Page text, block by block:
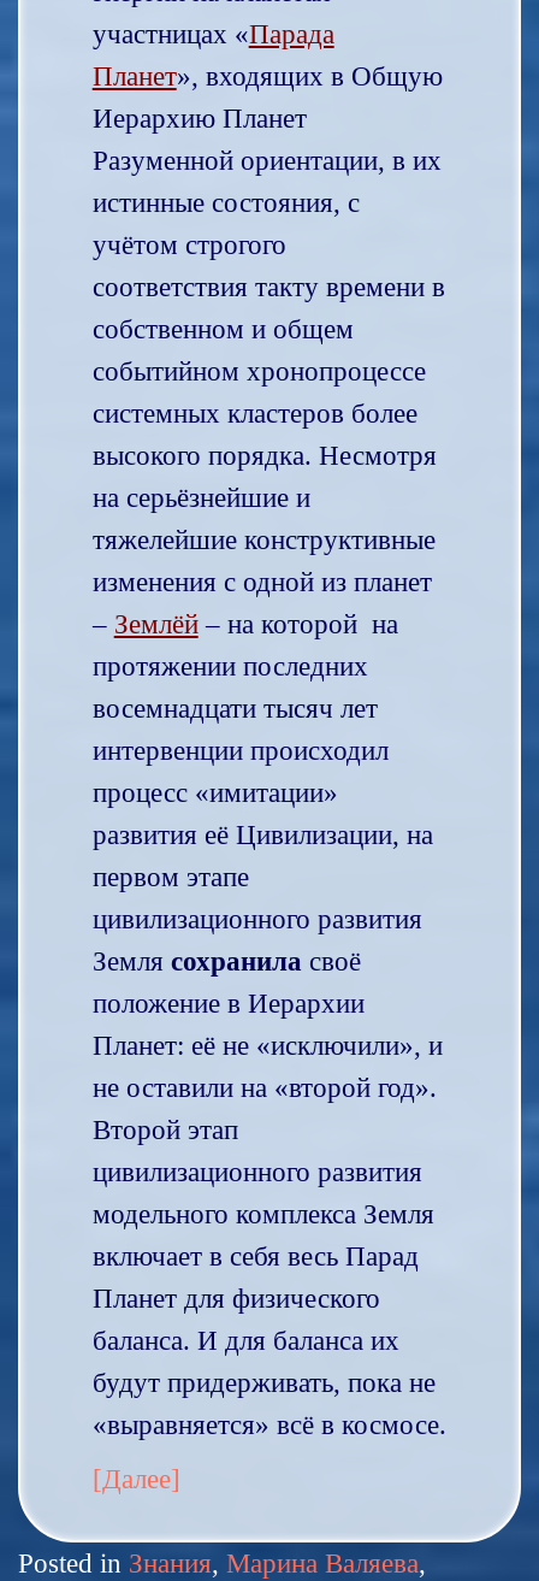
участницах «Парада
Планет», входящих в Общую
Иерархию Планет
Разуменной ориентации, в их
истинные состояния, с
учётом строгого
соответствия такту времени в
собственном и общем
событийном хронопроцессе
системных кластеров более
высокого порядка. Несмотря
на серьёзнейшие и
тяжелейшие конструктивные
изменения с одной из планет
– Землёй– на которой на
протяжении последних
восемнадцати тысяч лет
интервенции происходил
процесс «имитации»
развития её Цивилизации, на
первом этапе
цивилизационного развития
Земля сохраниласвоё
положение в Иерархии
Планет: её не «исключили», и
не оставили на «второй год».
Второй этап
цивилизационного развития
модельного комплекса Земля
включает в себя весь Парад
Планет для физического
баланса. И для баланса их
будут придерживать, пока не
«выравняется» всё в космосе.
[Далее]
Posted in Знания, Марина Валяева,